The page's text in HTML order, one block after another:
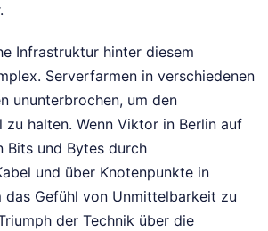
Infrastruktur hinter diesem
Serverfarmen in verschiedenen
ununterbrochen, um den
halten. Wenn Viktor in Berlin auf
Bits und Bytes durch
und über Knotenpunkte in
das Gefühl von Unmittelbarkeit zu
der Technik über die